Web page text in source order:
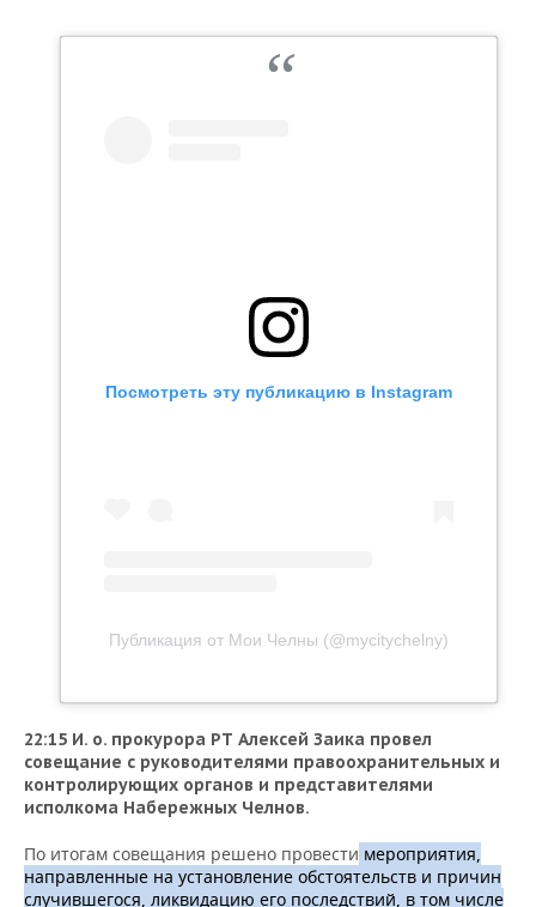
Посмотреть эту публикацию в Instagram
Публикация от Мои Челны (@mycitychelny)
22:15 И. о. прокурора РТ Алексей Заика провел
совещание с руководителями правоохранительных и
контролирующих органов и представителями
исполкома Набережных Челнов.
По итогам совещания решено провести мероприятия,
направленные на установление обстоятельств и причин
случившегося, ликвидацию его последствий, в том числе